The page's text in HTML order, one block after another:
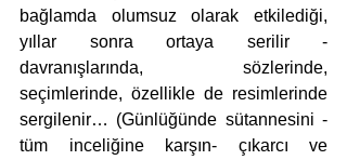
bağlamda olumsuz olarak etkilediği,
yıllar sonra ortaya serilir -
davranışlarında, sözlerinde,
seçimlerinde, özellikle de resimlerinde
sergilenir… (Günlüğünde sütannesini -
tüm inceliğine karşın- çıkarcı ve